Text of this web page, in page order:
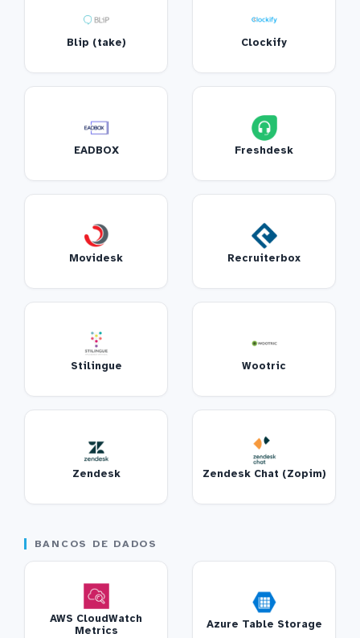
Blip (take) Clockify
EADBOX Freshdesk
Movidesk Recruiterbox
Stilingue Wootric
Zendesk Zendesk Chat (Zopim)
BANCOS DE DADOS
AWS CloudWatch
Metrics
Azure Table Storage